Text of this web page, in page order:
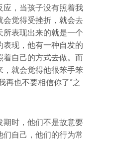
应，当孩子没有照着我
会觉得受挫折，就会去
表现出来的就是一个
表现，他有一种自发的
自己的方式去做。而
，就会觉得他很笨手笨
再也不要相信你了”之
期时，他们不是故意要
们自己，他们的行为常